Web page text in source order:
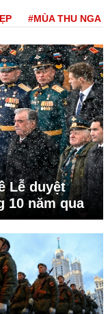
#MÙA THU NGA
Lễ duyệt
10 năm qua